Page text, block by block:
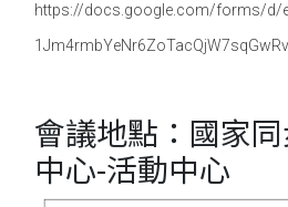
https://docs.google.com/forms/d/
會議地點：國家
中心-活動中心